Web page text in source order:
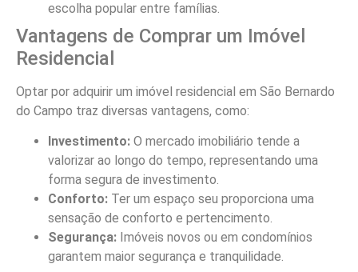
escolha popular entre famílias.
Vantagens de Comprar um Imóvel
Residencial
Optar por adquirir um imóvel residencial em São Bernardo
do Campo traz diversas vantagens, como:
Investimento: O mercado imobiliário tende a
valorizar ao longo do tempo, representando uma
forma segura de investimento.
Conforto: Ter um espaço seu proporciona uma
sensação de conforto e pertencimento.
Segurança: Imóveis novos ou em condomínios
garantem maior segurança e tranquilidade.